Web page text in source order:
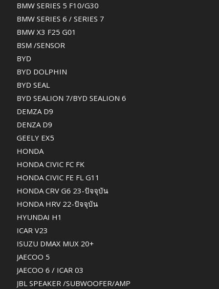
BMW SERIES 5 F10/G30
BMW SERIES 6 / SERIES 7
BMW X3 F25 G01
BSM /SENSOR
BYD
BYD DOLPHIN
BYD SEAL
BYD SEALION 7/BYD SEALION 6
DEMZA D9
DENZA D9
GEELY EX5
HONDA
HONDA CIVIC FC FK
HONDA CIVIC FE FL G11
HONDA CRV G6 23-ปัจจุบัน
HONDA HRV 22-ปัจจุบัน
HYUNDAI H1
ICAR V23
ISUZU DMAX MUX 20+
JAECOO 5
JAECOO 6 / ICAR 03
JBL SPEAKER /SUBWOOFER/AMP